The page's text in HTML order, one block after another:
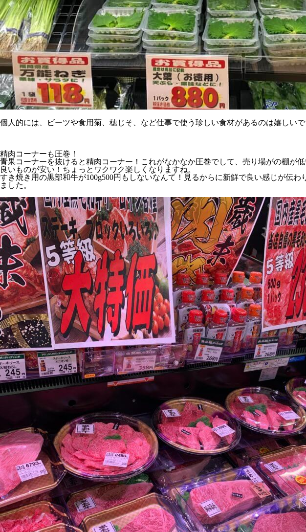
個人的には、ビーツや食用菊、穂じそ、など仕事で使う珍しい食材があるのは嬉しいで
精肉コーナーも圧巻！
青果コーナーを抜けると精肉コーナー！これがなかなか圧巻でして、売り場がの棚が
良いものが安い！ちょっとワクワク楽しくなりますね。
すき焼き用の黒部和牛が100g500円もしないなんて！見るからに新鮮で良い感じが伝
ました。